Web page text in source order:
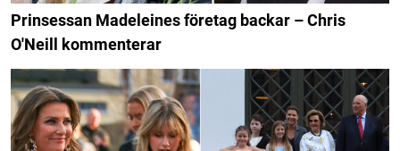
Prinsessan Madeleines företag backar – Chris
O'Neill kommenterar